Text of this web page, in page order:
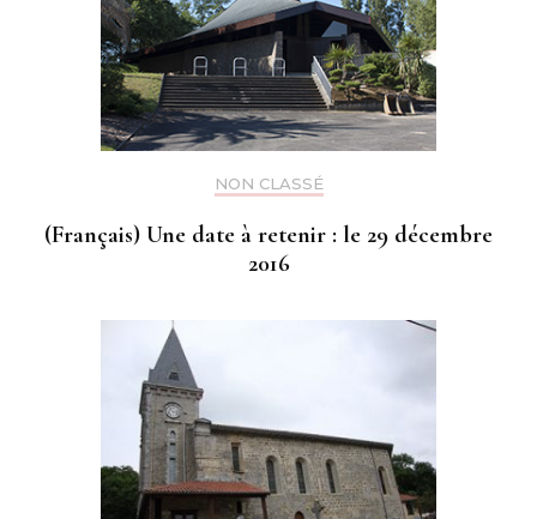
NON CLASSÉ
(Français) Une date à retenir : le 29 décembre
2016